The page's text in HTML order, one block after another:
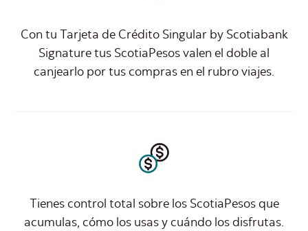
Con tu Tarjeta de Crédito Singular by Scotiabank
Signature tus ScotiaPesos valen el doble al
canjearlo por tus compras en el rubro viajes.​
Tienes control total sobre los ScotiaPesos que
acumulas, cómo los usas y cuándo los disfrutas.